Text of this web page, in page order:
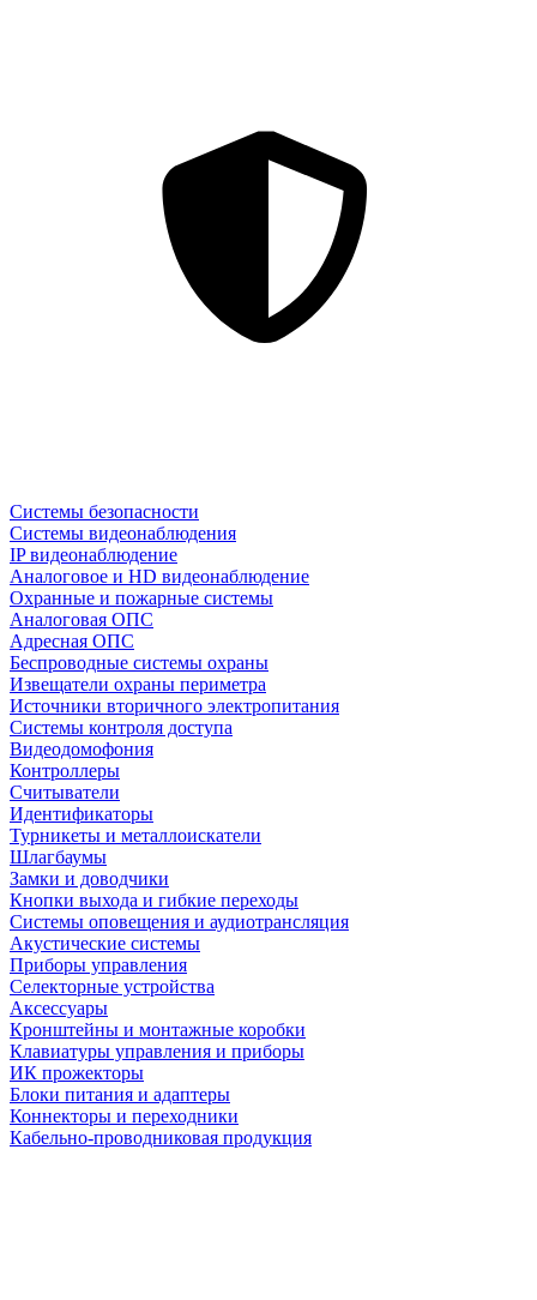
Системы безопасности
Системы видеонаблюдения
IP видеонаблюдение
Аналоговое и HD видеонаблюдение
Охранные и пожарные системы
Аналоговая ОПС
Адресная ОПС
Беспроводные системы охраны
Извещатели охраны периметра
Источники вторичного электропитания
Системы контроля доступа
Видеодомофония
Контроллеры
Считыватели
Идентификаторы
Турникеты и металлоискатели
Шлагбаумы
Замки и доводчики
Кнопки выхода и гибкие переходы
Системы оповещения и аудиотрансляция
Акустические системы
Приборы управления
Селекторные устройства
Аксессуары
Кронштейны и монтажные коробки
Клавиатуры управления и приборы
ИК прожекторы
Блоки питания и адаптеры
Коннекторы и переходники
Кабельно-проводниковая продукция